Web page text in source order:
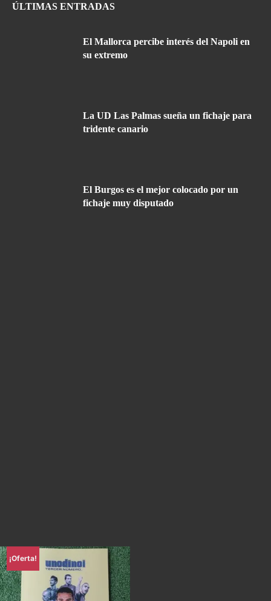
ÚLTIMAS ENTRADAS
El Mallorca percibe interés del Napoli en
su extremo
La UD Las Palmas sueña un fichaje para
tridente canario
El Burgos es el mejor colocado por un
fichaje muy disputado
¡Oferta!